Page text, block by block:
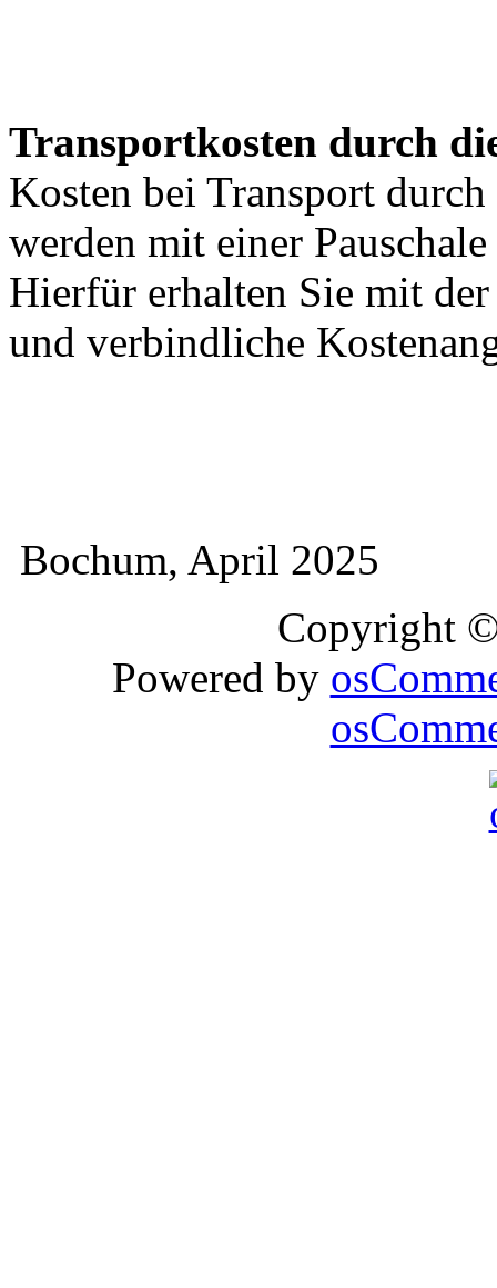
Transportkosten durch
Kosten bei Transport
werden mit einer
Hierfür erhalten Sie mit
und verbindliche
Bochum, April 2025
Copyright
Powered by